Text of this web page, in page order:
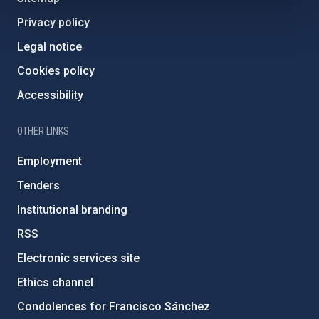
Privacy policy
Legal notice
Cookies policy
Accessibility
OTHER LINKS
Employment
Tenders
Institutional branding
RSS
Electronic services site
Ethics channel
Condolences for Francisco Sánchez